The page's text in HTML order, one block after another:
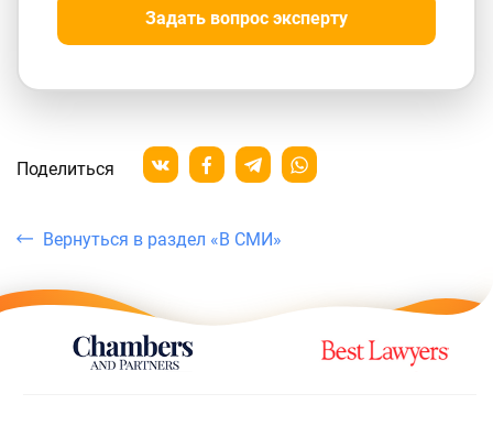
Задать вопрос эксперту
Поделиться
Вернуться в раздел «В СМИ»